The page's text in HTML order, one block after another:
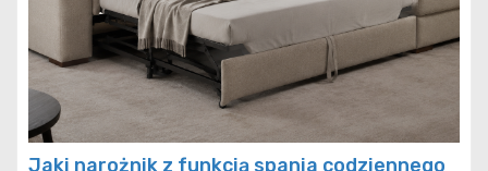
Jaki narożnik z funkcją spania codziennego